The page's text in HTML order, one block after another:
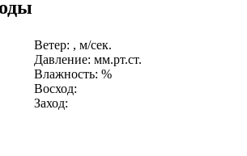
Ветер: , м/сек.
Давление: мм.рт.ст.
Влажность: %
Восход:
Заход: